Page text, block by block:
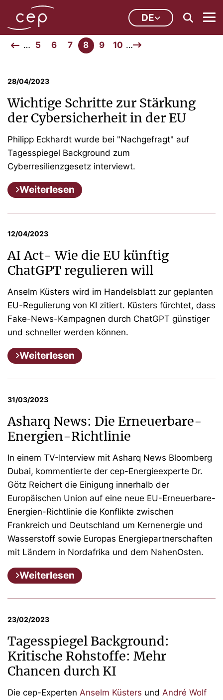
DE
… 5 6 7 8 9 10 …
28/04/2023
Wichtige Schritte zur Stärkung
der Cybersicherheit in der EU
Philipp Eckhardt wurde bei "Nachgefragt" auf
Tagesspiegel Background zum
Cyberresilienzgesetz interviewt.
Weiterlesen
12/04/2023
AI Act- Wie die EU künftig
ChatGPT regulieren will
Anselm Küsters wird im Handelsblatt zur geplanten
EU-Regulierung von KI zitiert. Küsters fürchtet, dass
Fake-News-Kampagnen durch ChatGPT günstiger
und schneller werden können.
Weiterlesen
31/03/2023
Asharq News: Die Erneuerbare-
Energien-Richtlinie
In einem TV-Interview mit Asharq News Bloomberg
Dubai, kommentierte der cep-Energieexperte Dr.
Götz Reichert die Einigung innerhalb der
Europäischen Union auf eine neue EU-Erneuerbare-
Energien-Richtlinie die Konflikte zwischen
Frankreich und Deutschland um Kernenergie und
Wasserstoff sowie Europas Energiepartnerschaften
mit Ländern in Nordafrika und dem NahenOsten.
Weiterlesen
23/02/2023
Tagesspiegel Background:
Kritische Rohstoffe: Mehr
Chancen durch KI
Die cep-Experten Anselm Küsters und André Wolf